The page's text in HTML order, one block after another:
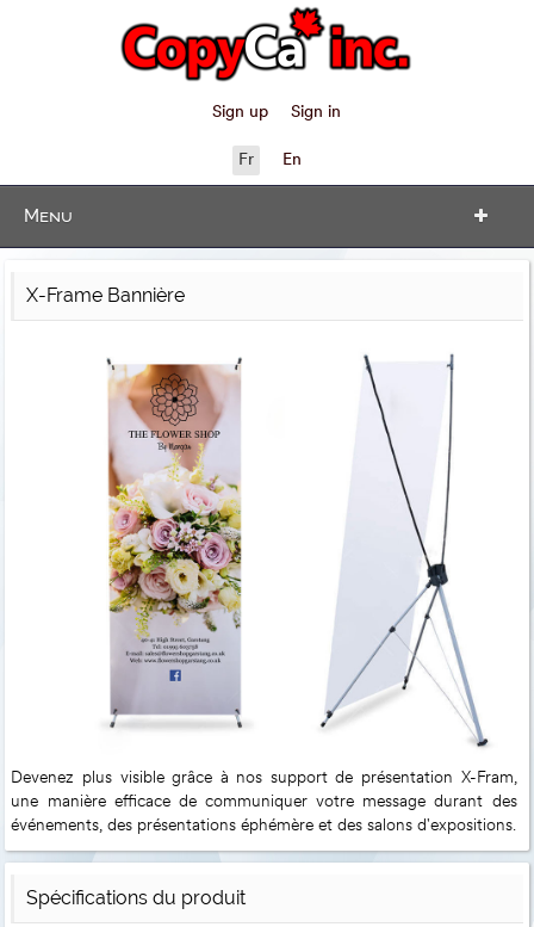
Sign up Sign in
Fr En
Menu
X-Frame Bannière
Devenez plus visible grâce à nos support de présentation X-Fram,
une manière efficace de communiquer votre message durant des
événements, des présentations éphémère et des salons d'expositions.
Spécifications du produit